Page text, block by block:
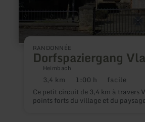
RANDONNÉE
Dorfspaziergang
Heimbach
Distance
:
3,4 km Durée
:
1:00 h Difficulté
:
facile
Ce petit circuit de 3,4 km à travers
points forts du village et du